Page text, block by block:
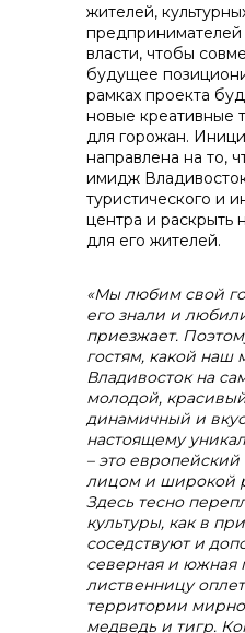
Контакты
+7 (423) 234
жителей,
предпринимателей
власти, чтобы
будущее
рамках проекта
новые креативные
для горожан.
направлена на то,
имидж
туристического и
центра и раскрыть
для его жителей.
«Мы любим свой
его знали и
приезжает.
гостям, какой наш
Владивосток на
молодой,
динамичный и
настоящему
– это европейский
лицом и широкой
Здесь тесно
культуры, как в
соседствуют и
северная и южная
лиственницу
территории
медведь и тигр.